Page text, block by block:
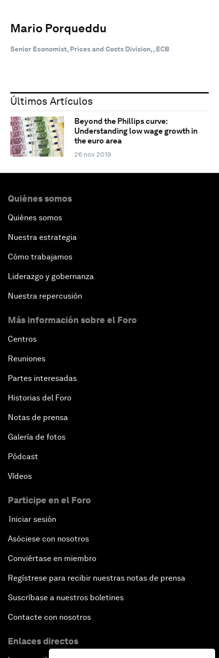
Mario Porqueddu
Senior Economist, Prices and Costs Division, , ECB
Últimos Artículos
Beyond the Phillips curve:
Understanding low wage growth in
the euro area
26 nov 2019
Quiénes somos
Quiénes somos
Nuestra estrategia
Cómo trabajamos
Liderazgo y gobernanza
Nuestra repercusión
Más información sobre el Foro
Centros
Reuniones
Partes interesadas
Historias del Foro
Notas de prensa
Galería de fotos
Pódcast
Vídeos
Participe en el Foro
Iniciar sesión
Asóciese con nosotros
Conviértase en miembro
Regístrese para recibir nuestras notas de prensa
Suscríbase a nuestros boletines
Contacte con nosotros
Enlaces directos